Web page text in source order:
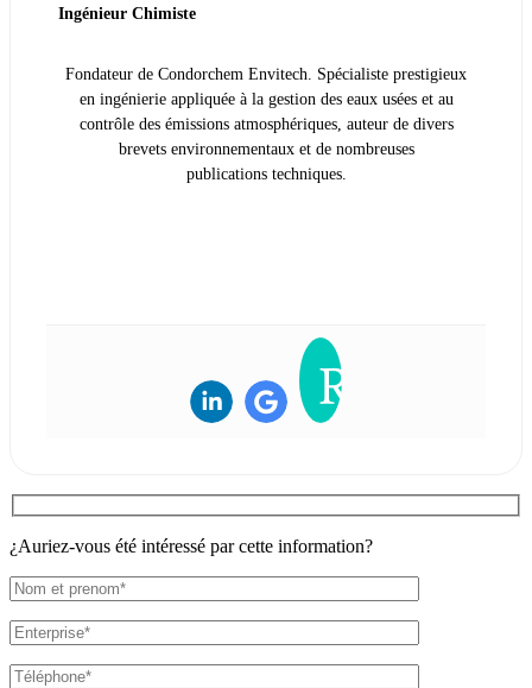
Ingénieur Chimiste
Fondateur de Condorchem Envitech. Spécialiste prestigieux
en ingénierie appliquée à la gestion des eaux usées et au
contrôle des émissions atmosphériques, auteur de divers
brevets environnementaux et de nombreuses
publications techniques.
¿Auriez-vous été intéressé par cette information?